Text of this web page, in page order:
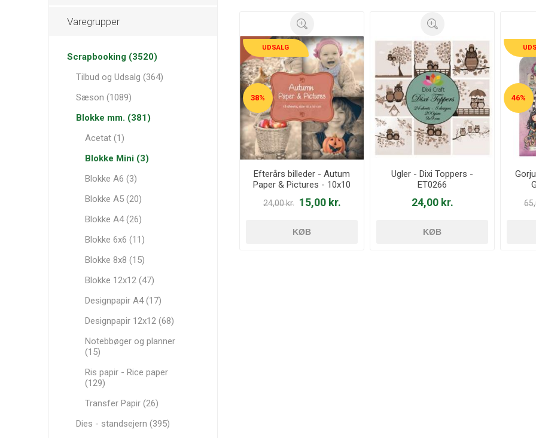
UDSALG
38%
Efterårs billeder - Autum
Paper & Pictures - 10x10
cm - 6011/0058
24,00 kr. 15,00 kr.
KØB
Ugler - Dixi Toppers -
ET0266
24,00 kr.
KØB
46%
Varegrupper
Scrapbooking (3520)
Tilbud og Udsalg (364)
Sæson (1089)
Blokke mm. (381)
Acetat (1)
Blokke Mini (3)
Blokke A6 (3)
Blokke A5 (20)
Blokke A4 (26)
Blokke 6x6 (11)
Blokke 8x8 (15)
Blokke 12x12 (47)
Designpapir A4 (17)
Designpapir 12x12 (68)
Notebbøger og planner
(15)
Ris papir - Rice paper
(129)
Transfer Papir (26)
Dies - standsejern (395)